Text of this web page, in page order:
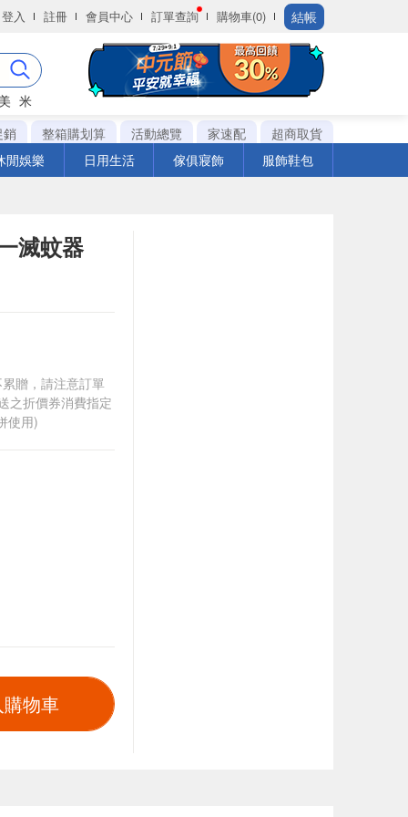
登入 註冊 會員中心 訂單查詢 購物車(0) 結帳
米
銷
整箱購划算 活動總覽 家速配
超商取貨
閒娛樂
日用生活 傢俱寢飾 服飾鞋包
滅蚊器
贈，請注意訂單
之折價券消費指定
使用)
物車